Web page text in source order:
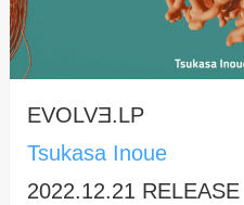
EVOLVƎ.LP
Tsukasa Inoue
2022.12.21 RELEASE